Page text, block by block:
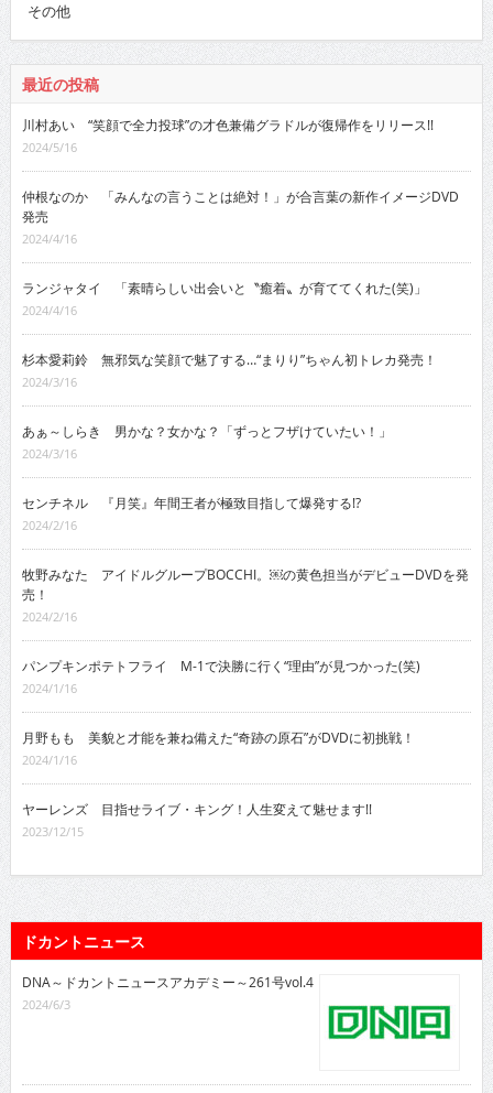
その他
最近の投稿
川村あい “笑顔で全力投球”の才色兼備グラドルが復帰作をリリース!!
2024/5/16
仲根なのか 「みんなの言うことは絶対！」が合言葉の新作イメージDVD
発売
2024/4/16
ランジャタイ 「素晴らしい出会いと〝癒着〟が育ててくれた(笑)」
2024/4/16
杉本愛莉鈴 無邪気な笑顔で魅了する…“まりり”ちゃん初トレカ発売！
2024/3/16
あぁ～しらき 男かな？女かな？「ずっとフザけていたい！」
2024/3/16
センチネル 『月笑』年間王者が極致目指して爆発する!?
2024/2/16
牧野みなた アイドルグループBOCCHI。￼の黄色担当がデビューDVDを発
売！
2024/2/16
パンプキンポテトフライ M-1で決勝に行く“理由”が見つかった(笑)
2024/1/16
月野もも 美貌と才能を兼ね備えた“奇跡の原石”がDVDに初挑戦！
2024/1/16
ヤーレンズ 目指せライブ・キング！人生変えて魅せます!!
2023/12/15
ドカントニュース
DNA～ドカントニュースアカデミー～261号vol.4
2024/6/3